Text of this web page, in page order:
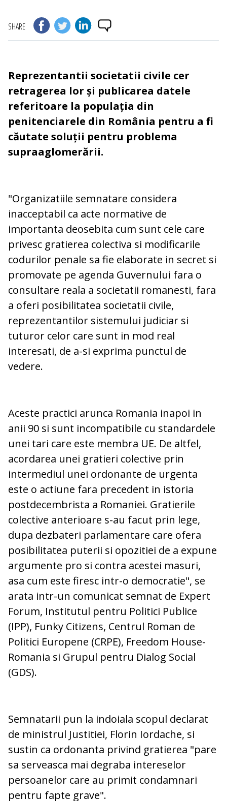
SHARE
Reprezentantii societatii civile cer
retragerea lor și publicarea datele
referitoare la populația din
penitenciarele din România pentru a fi
căutate soluții pentru problema
supraaglomerării.
"Organizatiile semnatare considera
inacceptabil ca acte normative de
importanta deosebita cum sunt cele care
privesc gratierea colectiva si modificarile
codurilor penale sa fie elaborate in secret si
promovate pe agenda Guvernului fara o
consultare reala a societatii romanesti, fara
a oferi posibilitatea societatii civile,
reprezentantilor sistemului judiciar si
tuturor celor care sunt in mod real
interesati, de a-si exprima punctul de
vedere.
Aceste practici arunca Romania inapoi in
anii 90 si sunt incompatibile cu standardele
unei tari care este membra UE. De altfel,
acordarea unei gratieri colective prin
intermediul unei ordonante de urgenta
este o actiune fara precedent in istoria
postdecembrista a Romaniei. Gratierile
colective anterioare s-au facut prin lege,
dupa dezbateri parlamentare care ofera
posibilitatea puterii si opozitiei de a expune
argumente pro si contra acestei masuri,
asa cum este firesc intr-o democratie", se
arata intr-un comunicat semnat de Expert
Forum, Institutul pentru Politici Publice
(IPP), Funky Citizens, Centrul Roman de
Politici Europene (CRPE), Freedom House-
Romania si Grupul pentru Dialog Social
(GDS).
Semnatarii pun la indoiala scopul declarat
de ministrul Justitiei, Florin Iordache, si
sustin ca ordonanta privind gratierea "pare
sa serveasca mai degraba intereselor
persoanelor care au primit condamnari
pentru fapte grave".